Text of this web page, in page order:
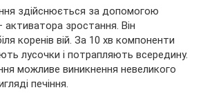
здійснюється за допомогою
зростання. Він
коренів вій. За 10 хв компоненти
лусочки і потрапляють всередину.
можливе виникнення невеликого
печіння.